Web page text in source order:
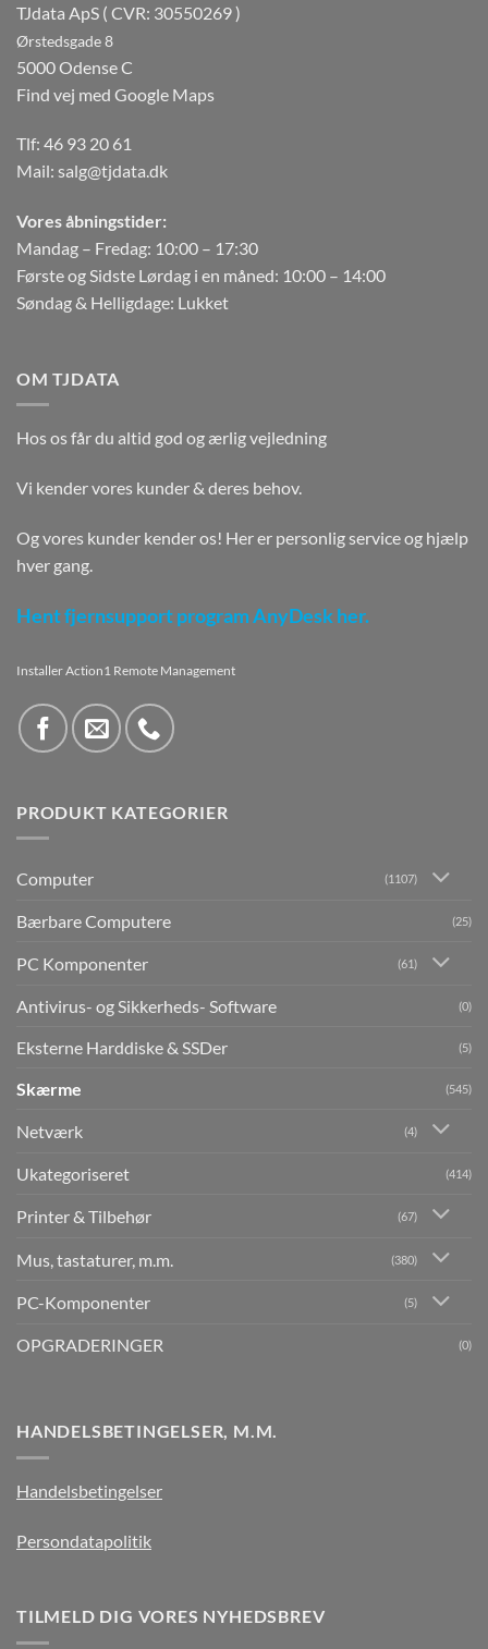
TJdata ApS ( CVR: 30550269 )
Ørstedsgade 8
5000 Odense C
Find vej med Google Maps
Tlf: 46 93 20 61
Mail: salg@tjdata.dk
Vores åbningstider:
Mandag – Fredag: 10:00 – 17:30
Første og Sidste Lørdag i en måned: 10:00 – 14:00
Søndag & Helligdage: Lukket
OM TJDATA
Hos os får du altid god og ærlig vejledning
Vi kender vores kunder & deres behov.
Og vores kunder kender os! Her er personlig service og hjælp
hver gang.
Hent fjernsupport program AnyDesk her.
Installer Action1 Remote Management
PRODUKT KATEGORIER
Computer (1107)
Bærbare Computere (25)
PC Komponenter (61)
Antivirus- og Sikkerheds- Software (0)
Eksterne Harddiske & SSDer (5)
Skærme (545)
Netværk (4)
Ukategoriseret (414)
Printer & Tilbehør (67)
Mus, tastaturer, m.m. (380)
PC-Komponenter (5)
OPGRADERINGER (0)
HANDELSBETINGELSER, M.M.
Handelsbetingelser
Persondatapolitik
TILMELD DIG VORES NYHEDSBREV